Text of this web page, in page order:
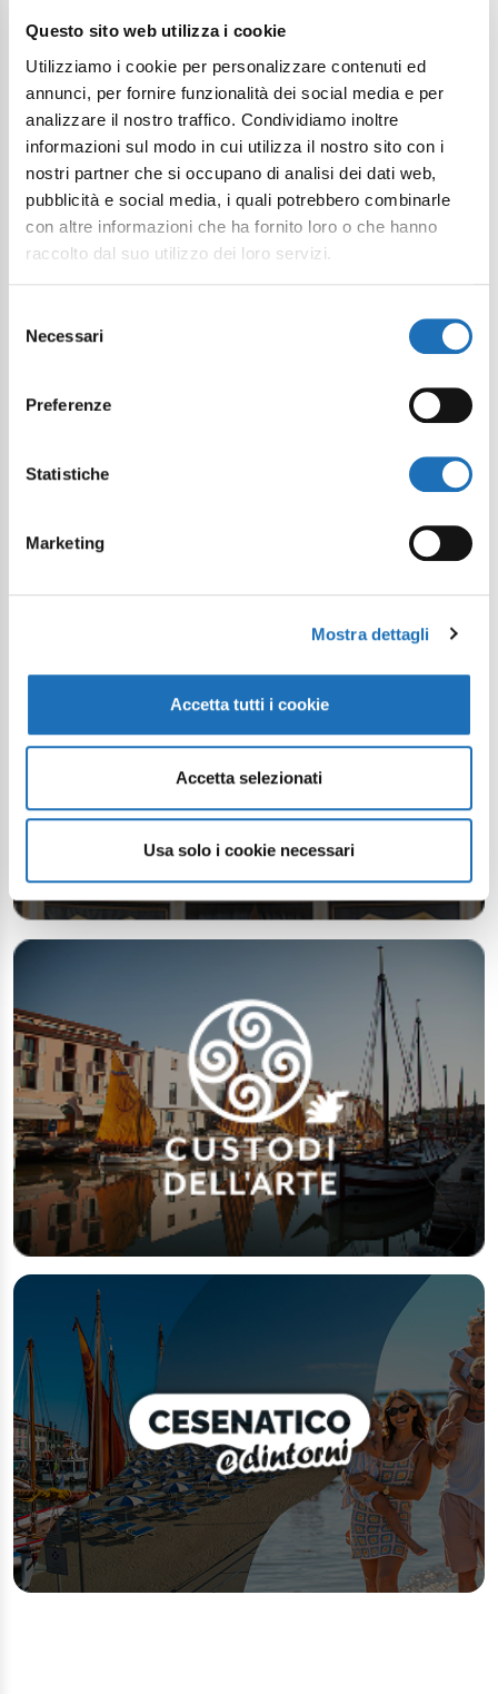
Questo sito web utilizza i cookie
Utilizziamo i cookie per personalizzare contenuti ed
annunci, per fornire funzionalità dei social media e per
analizzare il nostro traffico. Condividiamo inoltre
informazioni sul modo in cui utilizza il nostro sito con i
nostri partner che si occupano di analisi dei dati web,
pubblicità e social media, i quali potrebbero combinarle
con altre informazioni che ha fornito loro o che hanno
raccolto dal suo utilizzo dei loro servizi.
delNecessari
Preferenze
Statistiche
Marketing
Mostra dettagli
Accetta tutti i cookie
Accetta selezionati
Usa solo i cookie necessari